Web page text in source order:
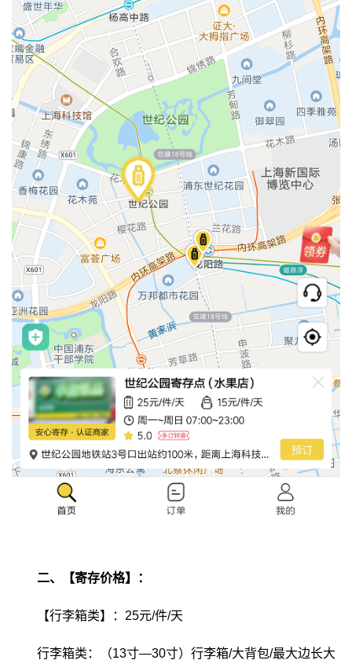
二、【寄存价格】：
【行李箱类】：25元/件/天
行李箱类：（13寸—30寸）行李箱/大背包/最大边长大